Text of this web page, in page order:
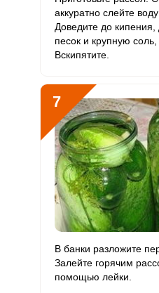
аккуратно слейте
Доведите до кипения,
песок и крупную
Вскипятите.
7
В банки разложите
Залейте горячим
помощью лейки.